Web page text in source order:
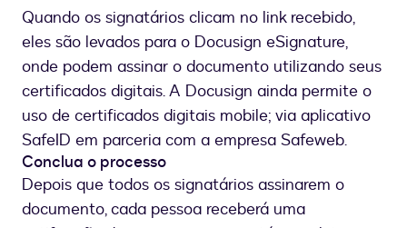
Quando os signatários clicam no link recebido,
eles são levados para o Docusign eSignature,
onde podem assinar o documento utilizando seus
certificados digitais. A Docusign ainda permite o
uso de certificados digitais mobile; via aplicativo
SafeID em parceria com a empresa Safeweb.
Conclua o processo
Depois que todos os signatários assinarem o
documento, cada pessoa receberá uma